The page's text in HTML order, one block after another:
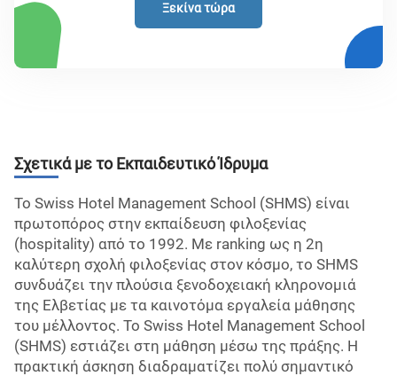
Ξεκίνα τώρα
Σχετικά με το Εκπαιδευτικό Ίδρυμα
Το Swiss Hotel Management School (SHMS) είναι
πρωτοπόρος στην εκπαίδευση φιλοξενίας
(hospitality) από το 1992. Με ranking ως η 2η
καλύτερη σχολή φιλοξενίας στον κόσμο, το SHMS
συνδυάζει την πλούσια ξενοδοχειακή κληρονομιά
της Ελβετίας με τα καινοτόμα εργαλεία μάθησης
του μέλλοντος. Το Swiss Hotel Management School
(SHMS) εστιάζει στη μάθηση μέσω της πράξης. Η
πρακτική άσκηση διαδραματίζει πολύ σημαντικό